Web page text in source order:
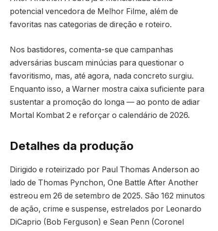
potencial vencedora de Melhor Filme, além de
favoritas nas categorias de direção e roteiro.
Nos bastidores, comenta-se que campanhas
adversárias buscam minúcias para questionar o
favoritismo, mas, até agora, nada concreto surgiu.
Enquanto isso, a Warner mostra caixa suficiente para
sustentar a promoção do longa — ao ponto de adiar
Mortal Kombat 2 e reforçar o calendário de 2026.
Detalhes da produção
Dirigido e roteirizado por Paul Thomas Anderson ao
lado de Thomas Pynchon, One Battle After Another
estreou em 26 de setembro de 2025. São 162 minutos
de ação, crime e suspense, estrelados por Leonardo
DiCaprio (Bob Ferguson) e Sean Penn (Coronel